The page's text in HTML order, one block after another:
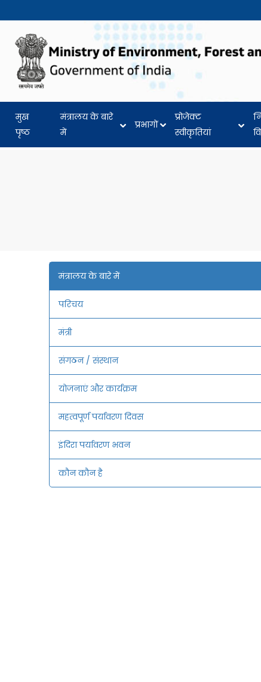
मुख
पृष्ठ
मंत्रालय के बारे
में
प्रभागों
प्रोजेक्ट
स्वीकृतियां
मंत्रालय के बारे में
परिचय
मंत्री
संगठन / संस्थान
योजनाएं और कार्यक्रम
महत्वपूर्ण पर्यावरण दिवस
इंदिरा पर्यावरण भवन
कौन कौन है